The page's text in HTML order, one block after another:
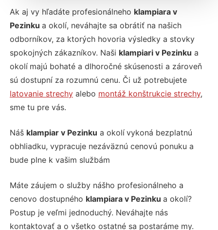
Ak aj vy hľadáte profesionálneho klampiara v
Pezinku a okolí, neváhajte sa obrátiť na našich
odborníkov, za ktorých hovoria výsledky a stovky
spokojných zákazníkov. Naši klampiari v Pezinku a
okolí majú bohaté a dlhoročné skúsenosti a zároveň
sú dostupní za rozumnú cenu. Či už potrebujete
latovanie strechy alebo montáž konštrukcie strechy,
sme tu pre vás.
Náš klampiar v Pezinku a okolí vykoná bezplatnú
obhliadku, vypracuje nezáväznú cenovú ponuku a
bude plne k vašim službám
Máte záujem o služby nášho profesionálneho a
cenovo dostupného klampiara v Pezinku a okolí?
Postup je veľmi jednoduchý. Neváhajte nás
kontaktovať a o všetko ostatné sa postaráme my.